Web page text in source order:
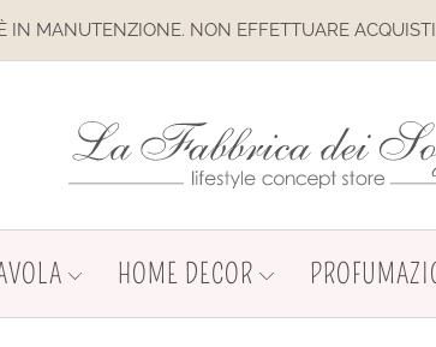
NON EFFETTUARE ACQUISTI. LE
HOME DECOR